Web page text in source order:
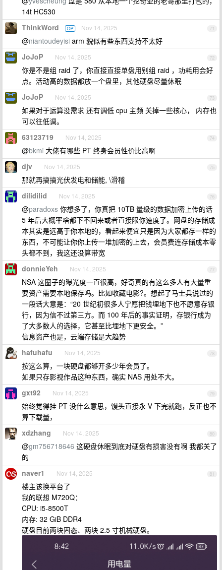
14t HC530
71
ThinkWord OP Nov 14, 2025
@niantoudeyisi arm 貌似有些东西支持不太好
72
JoJoP Nov 14, 2025
你是不是组 raid 了，你直接直接单盘用别组 raid ，功耗用会好
点。活动高的数据都放一个盘里，其他硬盘尽量休眠
73
JoJoP Nov 14, 2025
如果对于运算没需求 还有调低 cpu 主频 关掉一些核心， 内存也
可以往低调。
74
63123719 Nov 14, 2025
@bkmi 大佬有哪些 PT 终身会员性价比高啊
75
djv Nov 14, 2025
那就再搞搞光伏发电和储能, \滑稽
76
dilidilid Nov 14, 2025
@paradoxs 你想多了，你真把 10TB 量级的数据加密上传的话
5 年后大概率啥都下不回来或者直接限你速度了。网盘的存储成
本其实是远高于你本地的，看起来便宜只是因为大家都存一样的
东西，不可能让你你上传一堆加密的上去，会员费连存储成本零
头都不到，我这还没算带宽
77
donnieYeh Nov 14, 2025
NSA 这圈子的曝光度一直很高，好奇真的有这么多人有大量重
要资产需要本地保存吗。比如收藏电影?。想起了马士兵说过的
一段话大意是：“20 世纪初很多人宁愿把钱埋地下也不愿意存银
行，因为信不过第三方。而 100 年后的事实证明，存银行成为
了大多数人的选择，它甚至比埋地下更安全。”
信息资产也是，云端存储是大趋势
78
hafuhafu Nov 14, 2025
按这么算，一块硬盘都够开多少年会员了。
如果只存影视作品这种东西，确实 NAS 用处不大。
79
gxt92 Nov 14, 2025
始终觉得挂 PT 没什么意思，馒头直接永 V 下完就跑，反正也不
算下载量，
80
xdzhang Nov 14, 2025
@gm756718646 这硬盘休眠到底对硬盘有损害没有啊 我都关了
的
81
naver1 Nov 14, 2025
楼主该换平台了
我的联想 M720Q：
CPU: i5-8500T
内存: 32 GiB DDR4
硬盘目前两块固态、两块 2.5 寸机械硬盘。